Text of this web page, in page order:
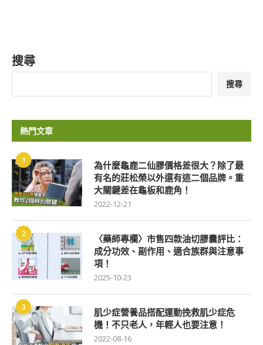
搜尋
搜尋
熱門文章
1
為什麼龜鹿二仙膠價格差很大？除了最
有名的莊松榮以外還有這二個品牌。重
大關鍵差在龜板和鹿角！
2022-12-21
2
〈藥師專欄〉市售四款油切膠囊評比：
成分功效、副作用、適合族群與注意事
項！
2025-10-23
3
肌少症營養品搭配運動挽救肌少症危
機！不只老人，年輕人也要注意！
2022-08-16